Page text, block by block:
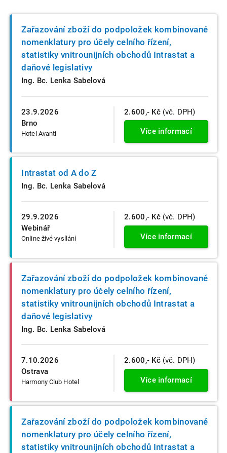
23.9.2026
Brno
Hotel Avanti
Zařazování zboží do podpoložek kombinované
nomenklatury pro účely celního řízení,
statistiky vnitrounijních obchodů Intrastat a
daňové legislativy
Ing. Bc. Lenka Sabelová
2.600,- Kč (vč. DPH)
Více informací
29.9.2026
Webinář
Online živé vysílání
Intrastat od A do Z
Ing. Bc. Lenka Sabelová
2.600,- Kč (vč. DPH)
Více informací
7.10.2026
Ostrava
Harmony Club Hotel
Zařazování zboží do podpoložek kombinované
nomenklatury pro účely celního řízení,
statistiky vnitrounijních obchodů Intrastat a
daňové legislativy
Ing. Bc. Lenka Sabelová
2.600,- Kč (vč. DPH)
Více informací
Zařazování zboží do podpoložek kombinované
nomenklatury pro účely celního řízení,
statistiky vnitrounijních obchodů Intrastat a